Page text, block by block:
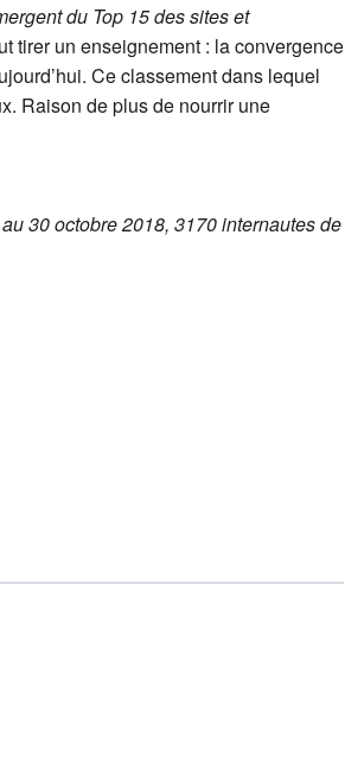
du Top 15 des sites et
tirer un enseignement : la convergence
Ce classement dans lequel
Raison de plus de nourrir une
30 octobre 2018, 3170 internautes de